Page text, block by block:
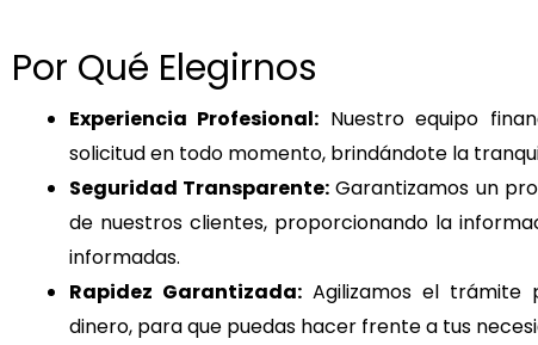
Por Qué Elegirnos
Experiencia Profesional: Nuestro equipo
solicitud en todo momento, brindándote la
Seguridad Transparente: Garantizamos un
de nuestros clientes, proporcionando la
informadas.
Rapidez Garantizada:Agilizamos el trámite
dinero, para que puedas hacer frente a tus